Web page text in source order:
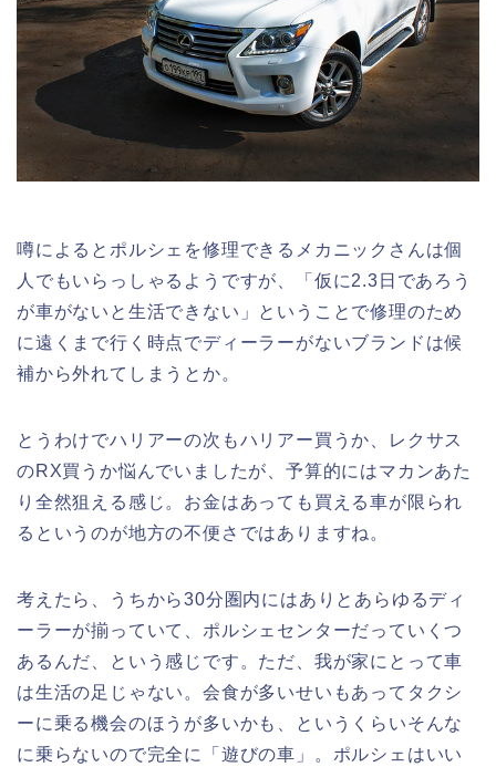
噂によるとポルシェを修理できるメカニックさんは個
人でもいらっしゃるようですが、「仮に2.3日であろう
が車がないと生活できない」ということで修理のため
に遠くまで行く時点でディーラーがないブランドは候
補から外れてしまうとか。
とうわけでハリアーの次もハリアー買うか、レクサス
のRX買うか悩んでいましたが、予算的にはマカンあた
り全然狙える感じ。お金はあっても買える車が限られ
るというのが地方の不便さではありますね。
考えたら、うちから30分圏内にはありとあらゆるディ
ーラーが揃っていて、ポルシェセンターだっていくつ
あるんだ、という感じです。ただ、我が家にとって車
は生活の足じゃない。会食が多いせいもあってタクシ
ーに乗る機会のほうが多いかも、というくらいそんな
に乗らないので完全に「遊びの車」。ポルシェはいい